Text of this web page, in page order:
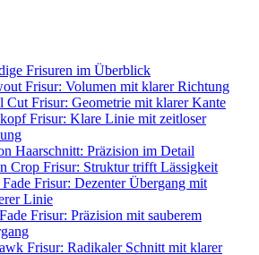
Frisuren im Überblick
Frisur: Volumen mit klarer Richtung
Cut Frisur: Geometrie mit klarer Kante
Frisur: Klare Linie mit zeitloser
Haarschnitt: Präzision im Detail
Crop Frisur: Struktur trifft Lässigkeit
Frisur: Dezenter Übergang mit
Linie
Frisur: Präzision mit sauberem
Frisur: Radikaler Schnitt mit klarer